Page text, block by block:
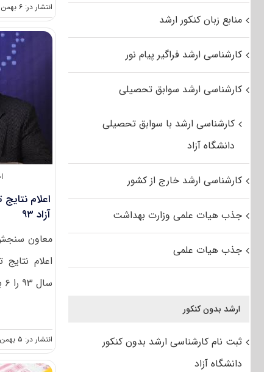
انتشار در: ۶ بهمن, ۱۳۹۳
اعلام
آزاد ۹۳
معاون
اعلام
سال ۹۳ را ۶ بهمن [...]
انتشار در: ۵ بهمن, ۱۳۹۳
منابع زبان کنکور ارشد
کارشناسی ارشد فراگیر پیام نور
کارشناسی ارشد سوابق تحصیلی
کارشناسی ارشد با سوابق تحصیلی
دانشگاه آزاد
کارشناسی ارشد خارج از کشور
جذب هیات علمی وزارت بهداشت
جذب هیات علمی
ارشد بدون کنکور
ثبت نام کارشناسی ارشد بدون کنکور
دانشگاه آزاد